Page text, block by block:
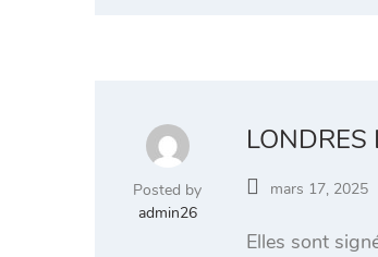
Posted by
admin26
LONDRES
mars 17, 2025
Elles sont